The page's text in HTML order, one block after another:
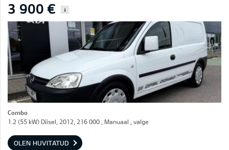
3 900 € i
Combo
1.2 (55 kW) Diisel, 2012, 216 000 , Manuaal , valge
OLEN HUVITATUD